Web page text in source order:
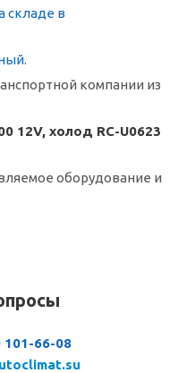
складе в
.
компании из
12V, холод RC-U0623
оборудование и
101-66-08